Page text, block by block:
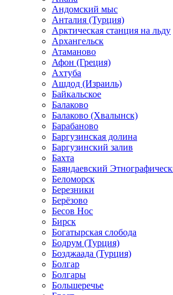
Андомский мыс
Анталия (Турция)
Арктическая станция на льду
Архангельск
Атаманово
Афон (Греция)
Ахтуба
Ашдод (Израиль)
Байкальское
Балаково
Балаково (Хвалынск)
Барабаново
Баргузинская долина
Баргузинский залив
Бахта
Баяндаевский
Беломорск
Березники
Берёзово
Бесов Нос
Бирск
Богатырская слобода
Бодрум (Турция)
Бозджаада (Турция)
Болгар
Болгары
Большеречье